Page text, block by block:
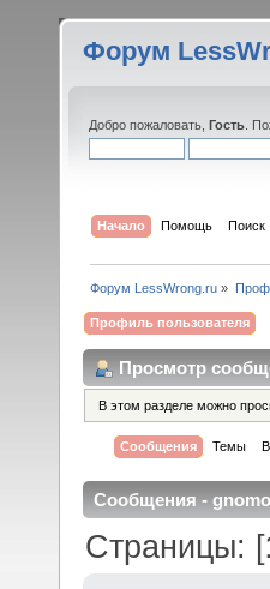
Форум
Добро пожаловать, Гость .
Начало Помощь Поиск
Форум LessWrong.ru »
Профиль пользователя
Просмотр
В этом разделе можно
Сообщения Темы
Сообщения -
Страницы: [